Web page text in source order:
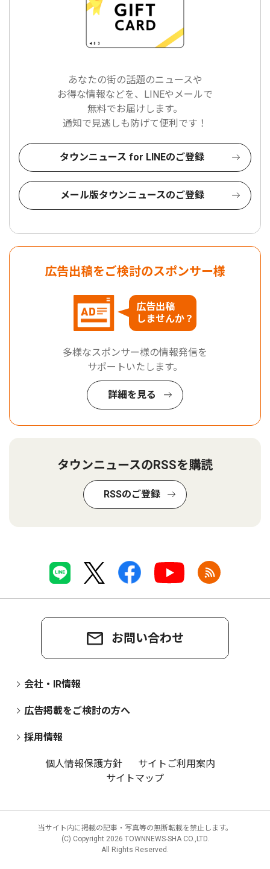
あなたの街の話題のニュースや
お得な情報などを、LINEやメールで
無料でお届けします。
通知で見逃しも防げて便利です！
タウンニュース for LINEのご登録
メール版タウンニュースのご登録
広告出稿をご検討のスポンサー様
広告出稿
しませんか？
多様なスポンサー様の情報発信を
サポートいたします。
詳細を見る
タウンニュースのRSSを購読
RSSのご登録
お問い合わせ
会社・IR情報
広告掲載をご検討の方へ
採用情報
個人情報保護方針
サイトご利用案内
サイトマップ
当サイト内に掲載の記事・写真等の無断転載を禁止します。
(C) Copyright 2026 TOWNNEWS-SHA CO.,LTD.
All Rights Reserved.